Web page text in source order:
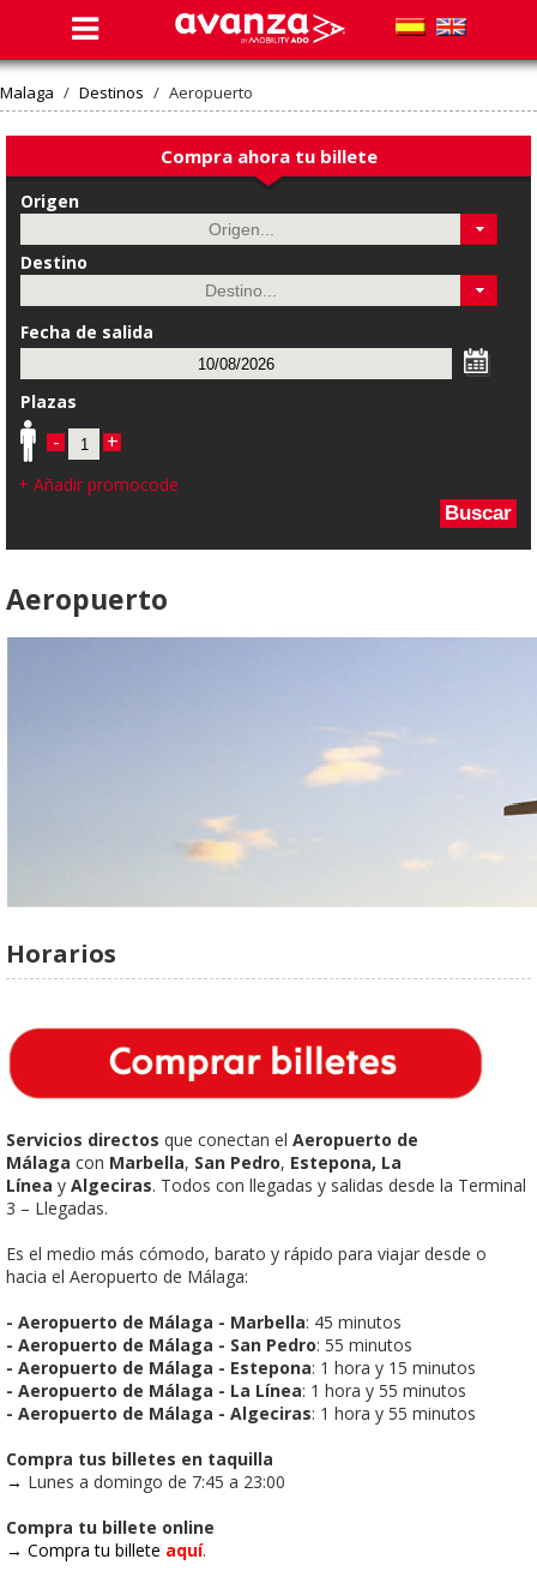
Malaga / Destinos / Aeropuerto
Compra ahora tu billete
Origen
Destino
Fecha de salida
Plazas
- +
+ Añadir promocode
Buscar
Aeropuerto
Horarios
Servicios directos que conectan el Aeropuerto de
Málaga con Marbella, San Pedro, Estepona, La
Línea y Algeciras. Todos con llegadas y salidas desde la Terminal
3 – Llegadas.
Es el medio más cómodo, barato y rápido para viajar desde o
hacia el Aeropuerto de Málaga:
- Aeropuerto de Málaga - Marbella: 45 minutos
- Aeropuerto de Málaga - San Pedro: 55 minutos
- Aeropuerto de Málaga - Estepona: 1 hora y 15 minutos
- Aeropuerto de Málaga - La Línea: 1 hora y 55 minutos
- Aeropuerto de Málaga - Algeciras: 1 hora y 55 minutos
Compra tus billetes en taquilla
→ Lunes a domingo de 7:45 a 23:00
Compra tu billete online
→ Compra tu billete aquí.